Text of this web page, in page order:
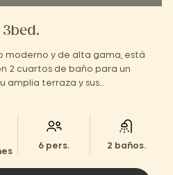
3bed.
moderno y de alta gama, está
2 cuartos de baño para un
amplia terraza y sus
6 pers. 2 baños.